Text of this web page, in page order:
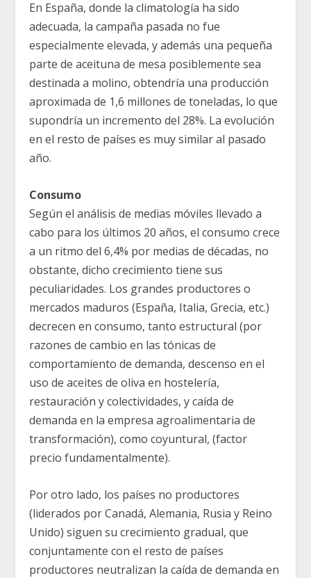
En España, donde la climatología ha sido
adecuada, la campaña pasada no fue
especialmente elevada, y además una pequeña
parte de aceituna de mesa posiblemente sea
destinada a molino, obtendría una producción
aproximada de 1,6 millones de toneladas, lo que
supondría un incremento del 28%. La evolución
en el resto de países es muy similar al pasado
año.
Consumo
Según el análisis de medias móviles llevado a
cabo para los últimos 20 años, el consumo crece
a un ritmo del 6,4% por medias de décadas, no
obstante, dicho crecimiento tiene sus
peculiaridades. Los grandes productores o
mercados maduros (España, Italia, Grecia, etc.)
decrecen en consumo, tanto estructural (por
razones de cambio en las tónicas de
comportamiento de demanda, descenso en el
uso de aceites de oliva en hostelería,
restauración y colectividades, y caída de
demanda en la empresa agroalimentaria de
transformación), como coyuntural, (factor
precio fundamentalmente).
Por otro lado, los países no productores
(liderados por Canadá, Alemania, Rusia y Reino
Unido) siguen su crecimiento gradual, que
conjuntamente con el resto de países
productores neutralizan la caída de demanda en